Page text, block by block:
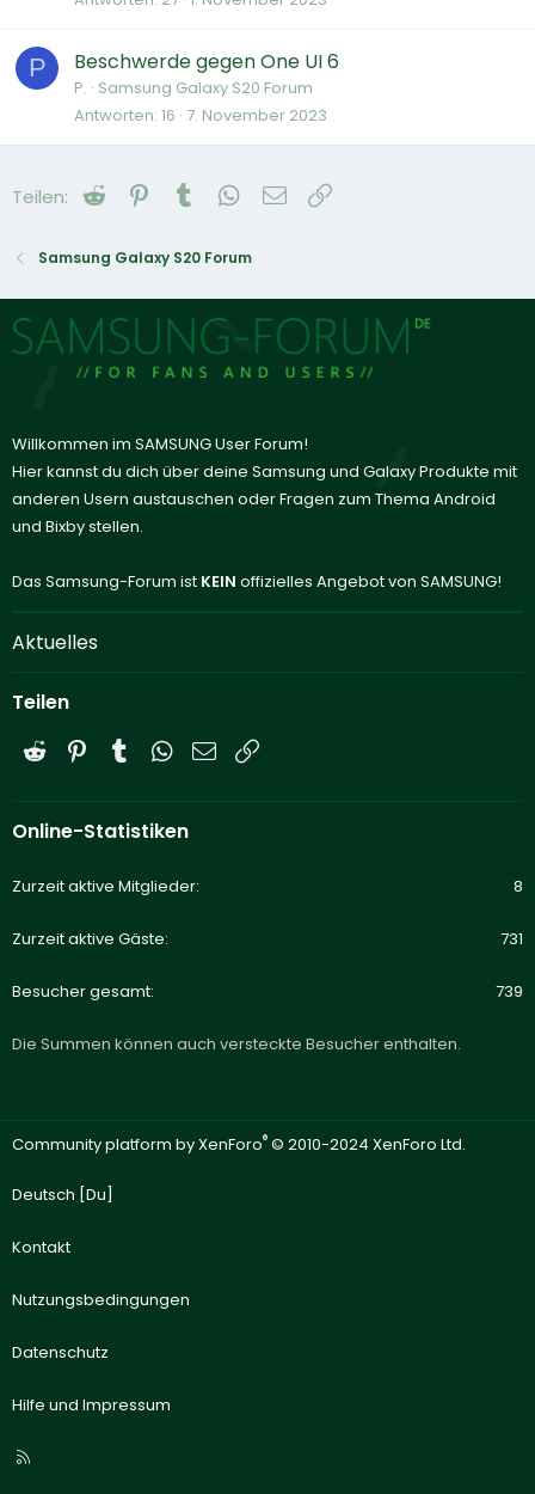
P Beschwerde gegen One UI 6
P. Samsung Galaxy S20 Forum
Antworten 16 7. November 2023
Teilen: Reddit Pinterest
Tumblr WhatsApp
E-Mail
Samsung Galaxy S20 Forum
Willkommen im SAMSUNG User Forum!
Hier kannst du dich über deine Samsung und Galaxy Produkte mit
anderen Usern austauschen oder Fragen zum Thema Android
und Bixby stellen.
Das Samsung-Forum ist KEIN offizielles Angebot von SAMSUNG!
Aktuelles
Teilen
Reddit PinterestTumblrWhatsApp
E-Mail
Online-Statistiken
Zurzeit aktive Mitglieder 8
Zurzeit aktive Gäste 731
Besucher gesamt 739
Die Summen können auch versteckte Besucher enthalten.
Community platform by XenForo® © 2010-2024 XenForo Ltd.
Deutsch [Du]
Kontakt
Nutzungsbedingungen
Datenschutz
Hilfe und Impressum
R